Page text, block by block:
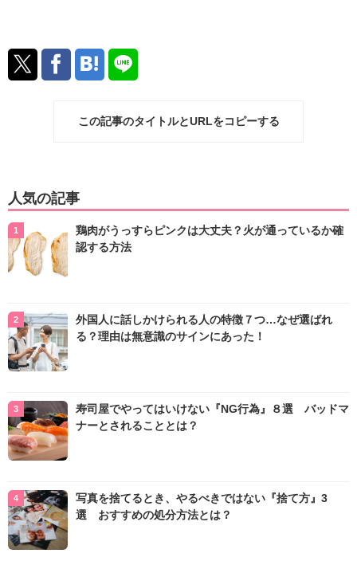
この記事のタイトルとURLをコピーする
人気の記事
鶏肉がうっすらピンクは大丈夫？火が通っているか確
認する方法
外国人に話しかけられる人の特徴７つ…なぜ選ばれ
る？理由は無意識のサインにあった！
寿司屋でやってはいけない『NG行為』８選 バッドマ
ナーとされることとは？
写真を捨てるとき、やるべきではない『捨て方』3
選 おすすめの処分方法とは？